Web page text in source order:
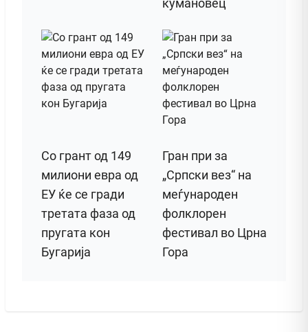
кумановец
Со грант од 149
милиони евра од
ЕУ ќе се гради
третата фаза од
пругата кон
Бугарија
Гран при за
„Српски вез“ на
меѓународен
фолклорен
фестивал во Црна
Гора